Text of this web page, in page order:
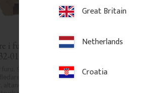
i furu 90 x 60
010
med profil som
Räckesprofil i furu -
Räckesprofil i massiv
klassisk dekor. Spjäla
Great Britain
Netherlands
Croatia